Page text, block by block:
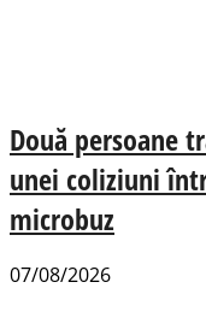
Două persoane
unei coliziuni
microbuz
07/08/2026